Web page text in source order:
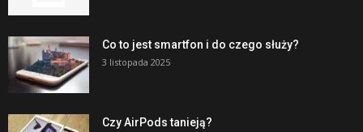
Co to jest smartfon i do czego służy?
3 listopada 2025
Czy AirPods tanieją?